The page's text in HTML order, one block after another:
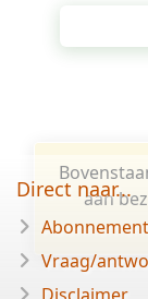
aan
Direct naar...
Abonnement
Vraag/